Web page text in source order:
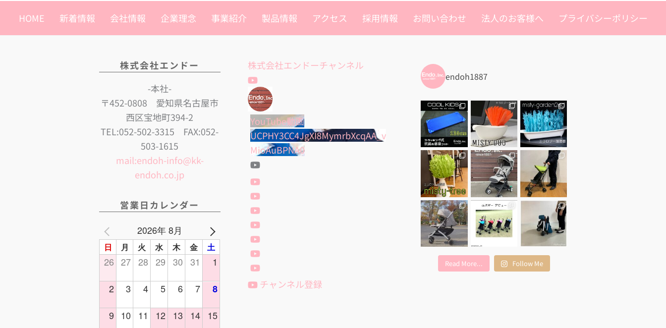
HOME 新着情報 会社情報 企業理念 事業紹介 製品情報 アクセス 採用情報 お問い合わせ 法人のお客様へ プライバシーポリシー
株式会社エンドー
-本社-
〒452-0808 愛知県名古屋市
西区宝地町394-2
TEL:052-502-3315 FAX:052-
503-1615
mail:endoh-info@kk-
endoh.co.jp
営業日カレンダー
2026年 8月
日 月 火 水 木 金 土
26 27 28 29 30 31 1
2 3 4 5 6 7 8
9 10 11 12 13 14 15
株式会社エンドーチャンネル
YouTube動画
UCPHY3CC4JgXI8MymrbXcqAA_v
MioAuBPNA0
チャンネル登録
endoh1887
Read More... Follow Me